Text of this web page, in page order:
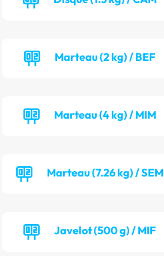
Marteau (2 kg) / BEF
Marteau (4 kg) / MIM
Marteau (7.26 kg) / SEM
Javelot (500 g) / MIF